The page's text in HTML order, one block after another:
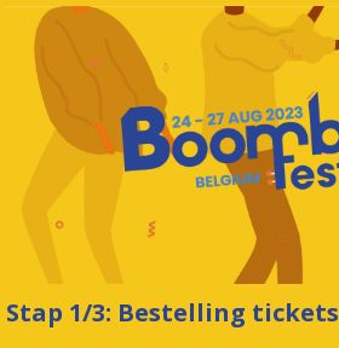
Stap 1/3: Bestelling tickets